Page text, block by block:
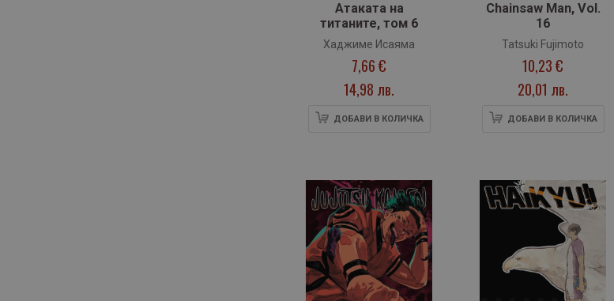
Атаката на
титаните, том 6
Хаджиме Исаяма
7,66 €
14,98 лв.
ДОБАВИ В КОЛИЧКА
Chainsaw Man, Vol.
16
Tatsuki Fujimoto
10,23 €
20,01 лв.
ДОБАВИ В КОЛИЧКА